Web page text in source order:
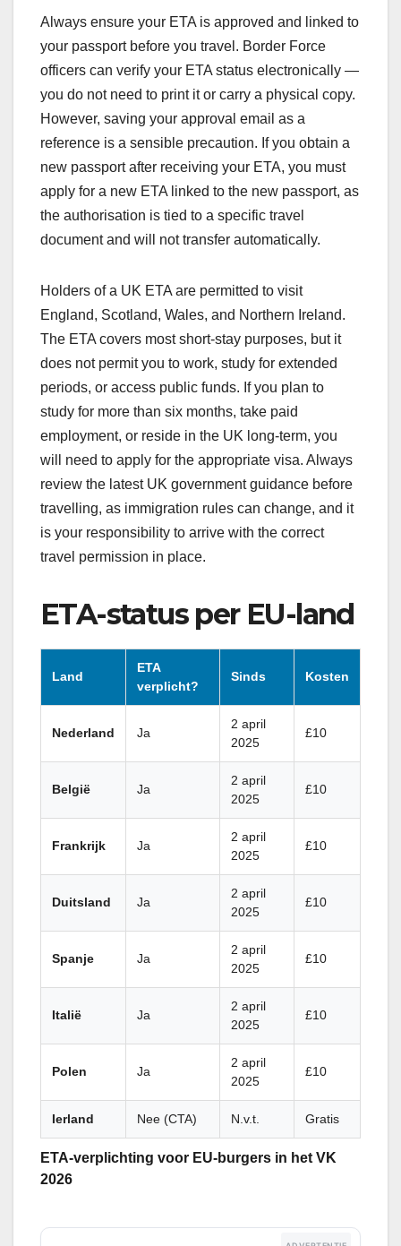
Always ensure your ETA is approved and linked to
your passport before you travel. Border Force
officers can verify your ETA status electronically —
you do not need to print it or carry a physical copy.
However, saving your approval email as a
reference is a sensible precaution. If you obtain a
new passport after receiving your ETA, you must
apply for a new ETA linked to the new passport, as
the authorisation is tied to a specific travel
document and will not transfer automatically.
Holders of a UK ETA are permitted to visit
England, Scotland, Wales, and Northern Ireland.
The ETA covers most short-stay purposes, but it
does not permit you to work, study for extended
periods, or access public funds. If you plan to
study for more than six months, take paid
employment, or reside in the UK long-term, you
will need to apply for the appropriate visa. Always
review the latest UK government guidance before
travelling, as immigration rules can change, and it
is your responsibility to arrive with the correct
travel permission in place.
ETA-status per EU-land
ETA-verplichting voor EU-burgers in het VK
2026
Land
ETA
verplicht?
Sinds Kosten
Nederland Ja
2 april
2025
£10
België Ja
2 april
2025
£10
Frankrijk Ja
2 april
2025
£10
Duitsland Ja
2 april
2025
£10
Spanje Ja
2 april
2025
£10
Italië Ja
2 april
2025
£10
Polen Ja
2 april
2025
£10
Ierland Nee (CTA) N.v.t. Gratis